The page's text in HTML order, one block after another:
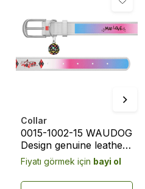
Collar
0015-1002-15 WAUDOG
Design genuine leather
dog collar with QR
passport, "Harley
Quinn" design, W 15
Fiyatı görmek için bayi ol